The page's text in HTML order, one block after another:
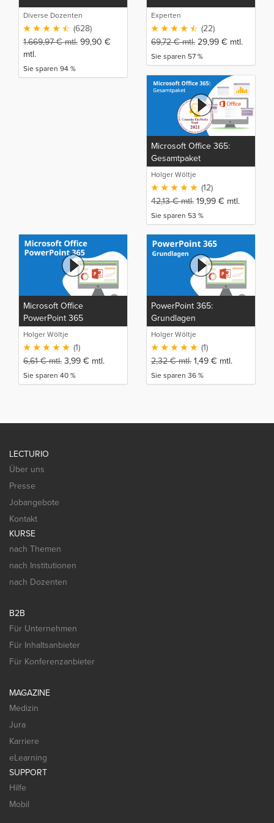
Diverse Dozenten
(628)
1.669,97€mtl. 99,90 €
mtl.
Sie sparen 94 %
Experten
(22)
69,72€mtl. 29,99 € mtl.
Sie sparen 57 %
Microsoft Office 365:
Gesamtpaket
Holger Wöltje
(12)
42,13€mtl. 19,99 € mtl.
Sie sparen 53 %
Microsoft Office
PowerPoint 365
Holger Wöltje
(1)
6,61€mtl. 3,99 € mtl.
Sie sparen 40 %
PowerPoint 365:
Grundlagen
Holger Wöltje
(1)
2,32€mtl. 1,49 € mtl.
Sie sparen 36 %
LECTURIO
Über uns
Presse
Jobangebote
Kontakt
KURSE
nach Themen
nach Institutionen
nach Dozenten
B2B
Für Unternehmen
Für Inhaltsanbieter
Für Konferenzanbieter
MAGAZINE
Medizin
Jura
Karriere
eLearning
SUPPORT
Hilfe
Mobil